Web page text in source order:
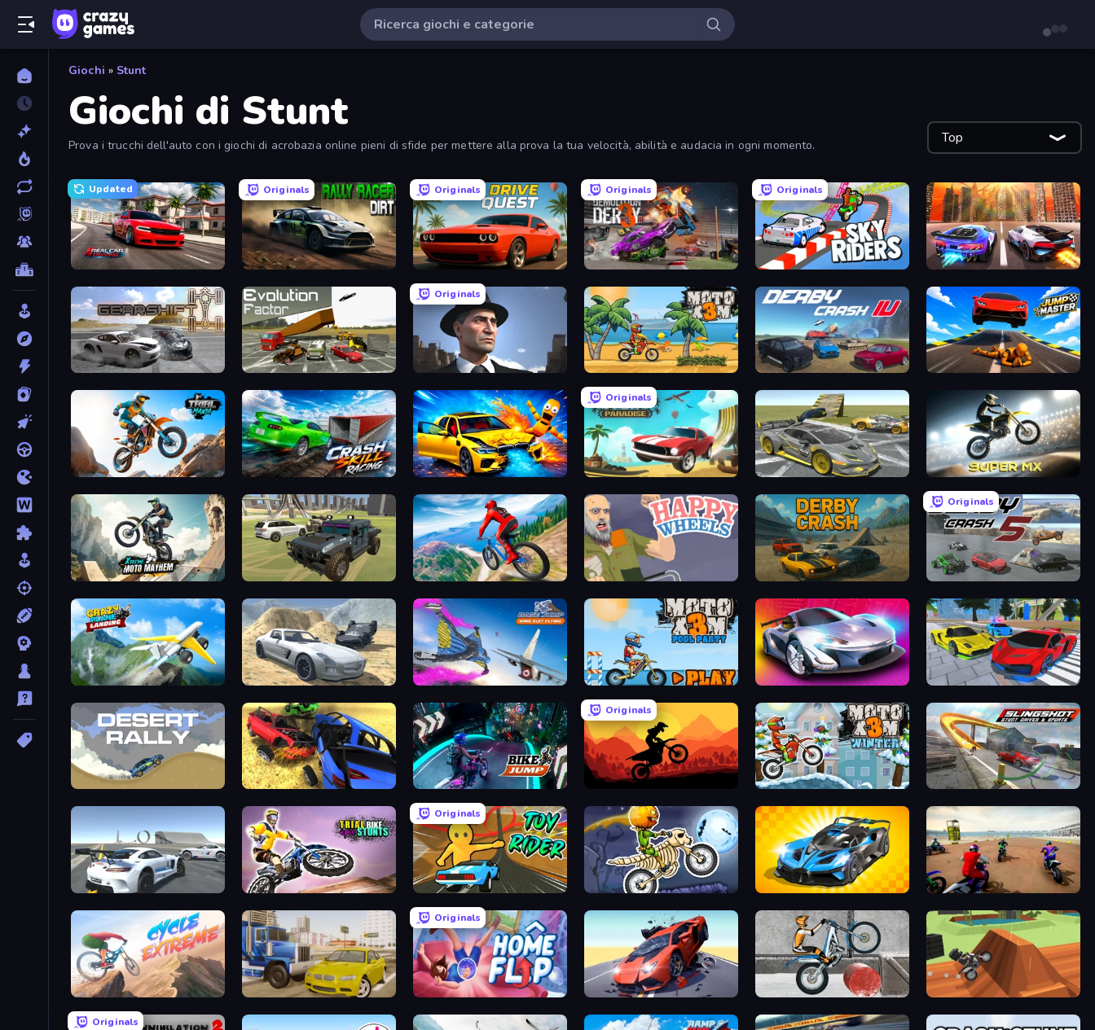
Giochi » Stunt
Giochi di Stunt
Prova i trucchi dell'auto con i giochi di acrobazia online pieni di sfide per mettere alla prova la tua velocità, abilità e audacia in ogni momento. Top
Updated
Real Car Driving
Originals
Rally Racer Dirt
Originals
Drive Quest
Originals
Demolition Derby 3
Originals
Sky Riders Night City Racing
Gearshift One Evolution Factor
Originals
Downtown 1930s Mafia Moto X3M Derby Crash 4 Jump Master: Car Racing
Trial Mania Crash Skill Racing BMG: Ragdoll Playground
Originals
Stunt Paradise Wrong Way Super MX - Last Season
Xtreme Moto Mayhem 4x4 Offroader Riders Downhill Racing Happy Wheels Derby Crash
Originals
Derby Crash 5
Crazy Plane Landing Derby Crash 2 Base Jump Wing Suit Flying Moto X3M 5: Pool Party Grand Cyber City Real Cars Extreme Racing
Desert Rally Car Crash Simulator Royale Bike Jump
Originals
Sunset Bike Racing Moto X3M 4 Winter Slingshot Stunt Driver & Sport
Crazy Stunt Cars Multiplayer Trial Bike Epic Stunts
Originals
Toy Rider Moto X3M 6: Spooky Land GT Cars Mega Ramps Super MX - The Champion
Cycle Extreme Crazy Car Stunts
Originals
Home Flip Hyper Cars Ramp Crash Trials Ice Ride Blocky Trials
Originals